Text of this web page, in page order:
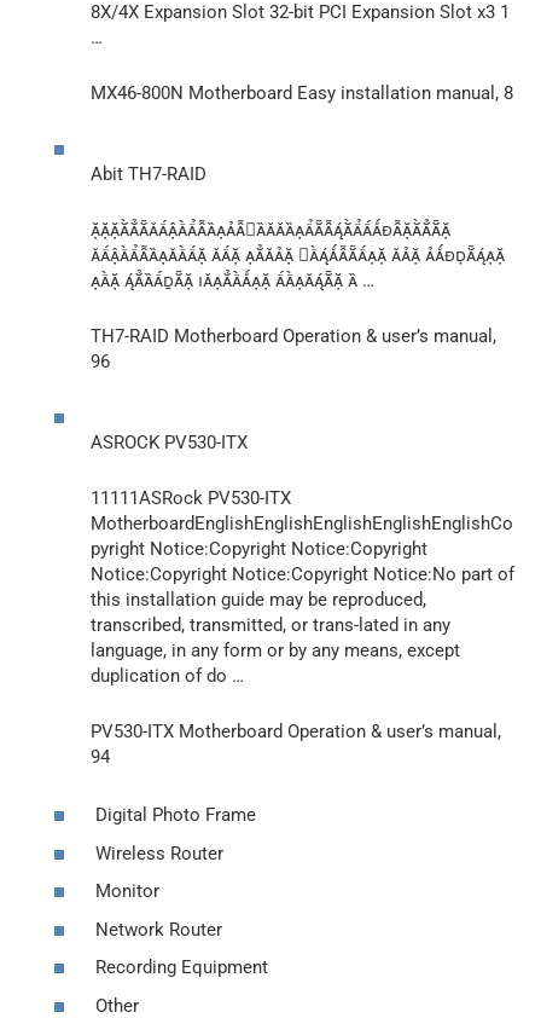
8X/4X Expansion Slot 32-bit PCI Expansion Slot x3 1
…
MX46-800N Motherboard Easy installation manual, 8
Abit TH7-RAID

     
     …
TH7-RAID Motherboard Operation & user’s manual,
96
ASROCK PV530-ITX
11111ASRock PV530-ITX
MotherboardEnglishEnglishEnglishEnglishEnglishCo
pyright Notice:Copyright Notice:Copyright
Notice:Copyright Notice:Copyright Notice:No part of
this installation guide may be reproduced,
transcribed, transmitted, or trans-lated in any
language, in any form or by any means, except
duplication of do …
PV530-ITX Motherboard Operation & user’s manual,
94
Digital Photo Frame
Wireless Router
Monitor
Network Router
Recording Equipment
Other